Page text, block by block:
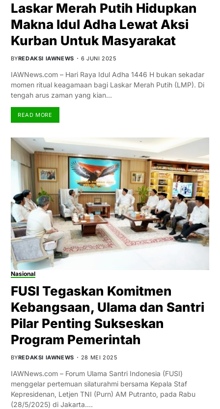
Laskar Merah Putih Hidupkan
Makna Idul Adha Lewat Aksi
Kurban Untuk Masyarakat
BYREDAKSI IAWNEWS 6 JUNI 2025
IAWNews.com – Hari Raya Idul Adha 1446 H bukan sekadar
momen ritual keagamaan bagi Laskar Merah Putih (LMP). Di
tengah arus zaman yang kian…
READ MORE
Nasional
FUSI Tegaskan Komitmen
Kebangsaan, Ulama dan Santri
Pilar Penting Sukseskan
Program Pemerintah
BYREDAKSI IAWNEWS 28 MEI 2025
IAWNews.com – Forum Ulama Santri Indonesia (FUSI)
menggelar pertemuan silaturahmi bersama Kepala Staf
Kepresidenan, Letjen TNI (Purn) AM Putranto, pada Rabu
(28/5/2025) di Jakarta.…